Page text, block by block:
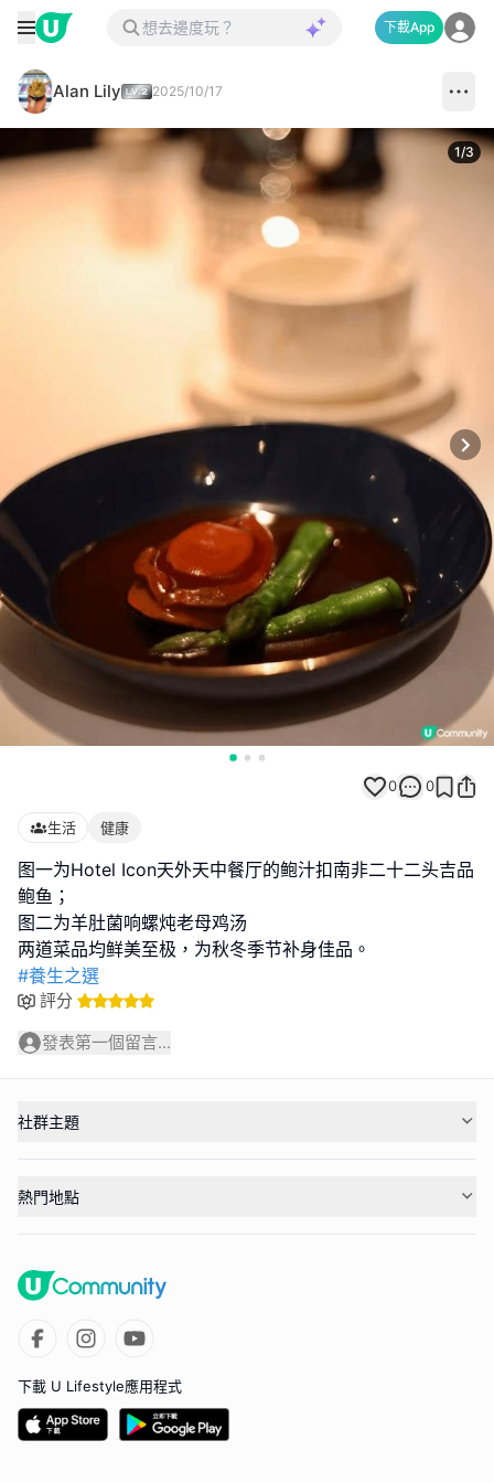
下載App
Alan Lily 2025/10/17
1/3
0 0
生活 健康
图一为Hotel Icon天外天中餐厅的鲍汁扣南非二十二头吉品
鲍鱼；
图二为羊肚菌响螺炖老母鸡汤
#養生之選
評分
發表第一個留言...
社群主題
熱門地點
下載 U Lifestyle應用程式